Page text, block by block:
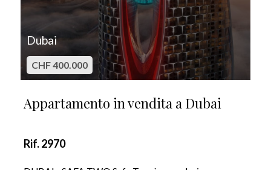
Dubai
CHF 400.000
Appartamento in vendita a Dubai
Rif. 2970